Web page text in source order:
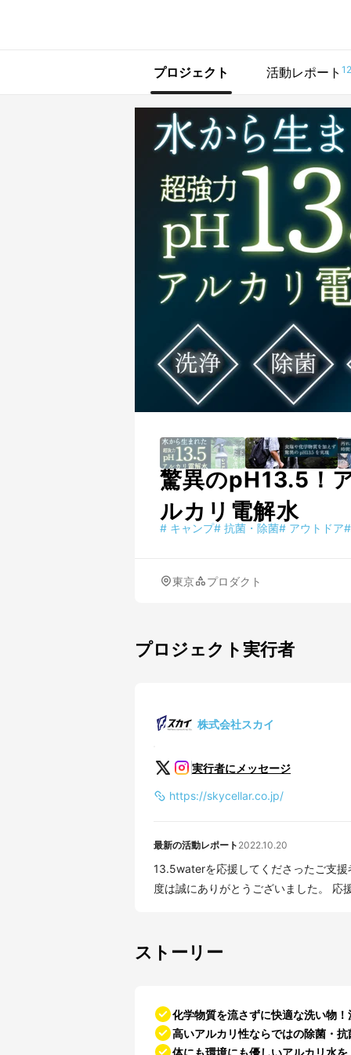
プロジェクト 活動レポート 12
驚異のpH13.5！
ルカリ電解水
# キャンプ# 抗菌・除菌# アウトドア#
東京 プロダクト
プロジェクト実行者
株式会社スカイ
実行者にメッセージ
https://skycellar.co.jp/
最新の活動レポート 2022.10.20
13.5waterを応援してくださったご支
度は誠にありがとうございました。 応
ストーリー
化学物質を流さずに快適な洗い物
高いアルカリ性ならではの除菌・
体にも環境にも優しいアルカリ水